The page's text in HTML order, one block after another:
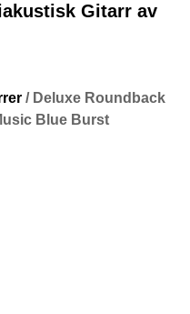
Gitarr av
/ Deluxe Roundback
Blue Burst